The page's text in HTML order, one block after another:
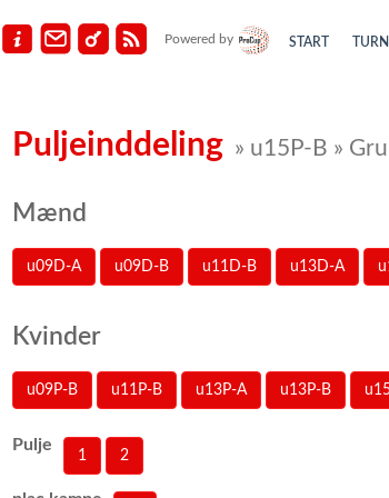
Powered by START
Puljeinddeling » u15P-B »
Mænd
u09D-A u09D-B u11D-B u13D-A
Kvinder
u09P-B u11P-B u13P-A u13P-B
Pulje
1 2